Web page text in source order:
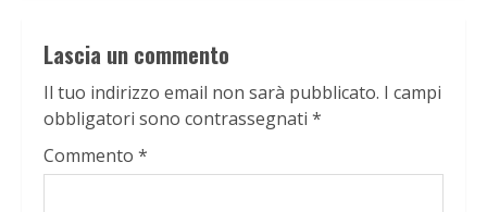
Lascia un commento
Il tuo indirizzo email non sarà pubblicato. I campi
obbligatori sono contrassegnati *
Commento *